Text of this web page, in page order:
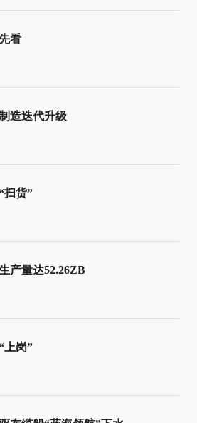
看
造迭代升级
扫货”
产量达52.26ZB
上岗”